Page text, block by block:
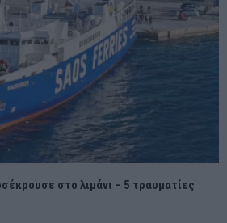
στο λιμάνι – 5 τραυματίες